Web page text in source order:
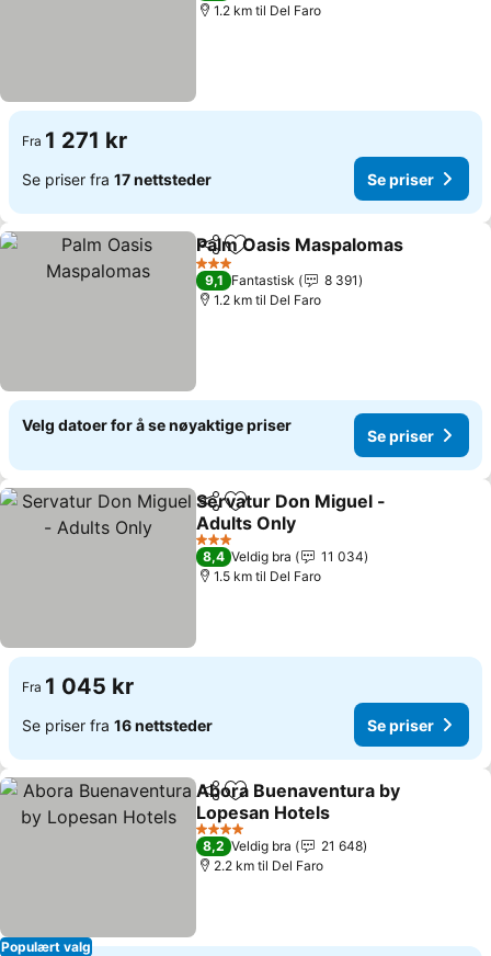
1.2 km til Del Faro
Fra 1 271 kr
Se priser fra 17 nettsteder Se priser
Del Legg til i favoritter
Palm Oasis Maspalomas
3 Stjerner
9,1 Fantastisk
8 391
1.2 km til Del Faro
Velg datoer for å se nøyaktige priser
Se priser
Del Legg til i favoritter
Servatur Don Miguel -
Adults Only
3 Stjerner
8,4 Veldig bra
11 034
1.5 km til Del Faro
Fra 1 045 kr
Se priser fra 16 nettsteder Se priser
Populært valg
Del Legg til i favoritter
Abora Buenaventura by
Lopesan Hotels
4 Stjerner
8,2 Veldig bra
21 648
2.2 km til Del Faro